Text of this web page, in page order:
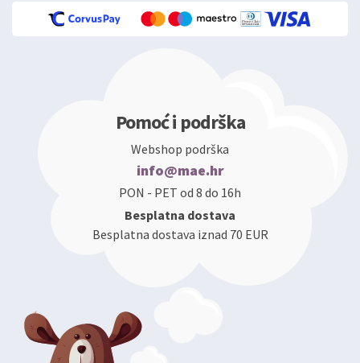
Pomoć i podrška
Webshop podrška
info@mae.hr
PON - PET od 8 do 16h
Besplatna dostava
Besplatna dostava iznad 70 EUR